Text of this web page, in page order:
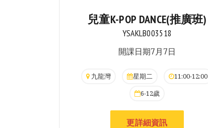
兒童K-POP DANCE(推廣班)
YSAKLB003518
開課日期7月7日
九龍灣 星期二
11:00-12:00
6-12歲
更詳細資訊